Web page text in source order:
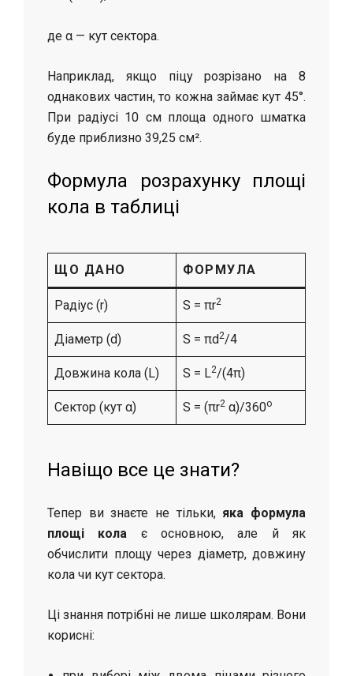
де α — кут сектора.
Наприклад, якщо піцу розрізано на 8
однакових частин, то кожна займає кут 45°.
При радіусі 10 см площа одного шматка
буде приблизно 39,25 см².
Формула розрахунку площі
кола в таблиці
ЩО ДАНО ФОРМУЛА
Радіус (r) S = πr2
Діаметр (d) S = πd2/4
Довжина кола (L) S = L2/(4π)
Сектор (кут α) S = (πr2 α)/360о
Навіщо все це знати?
Тепер ви знаєте не тільки, яка формула
площі кола є основною, але й як
обчислити площу через діаметр, довжину
кола чи кут сектора.
Ці знання потрібні не лише школярам. Вони
корисні: